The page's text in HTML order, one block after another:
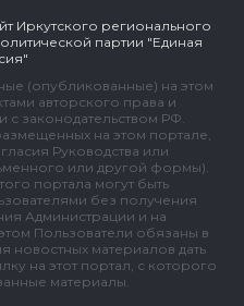
Иркутского регионального
партии "Единая
(опубликованные) на этом
авторского права и
с законодательством РФ.
на этом портале,
Руководства или
или другой формы).
портала могут быть
без получения
Администрации и на
Пользователи обязаны в
новостных материалов дать
на этот портал, с которого
материалы.